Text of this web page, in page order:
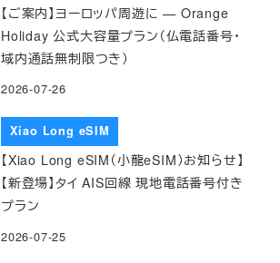
【ご案内】ヨーロッパ周遊に — Orange
Holiday 公式大容量プラン（仏電話番号・
域内通話無制限つき）
2026-07-26
Xiao Long eSIM
【Xiao Long eSIM（小龍eSIM）お知らせ】
【新登場】タイ AIS回線 現地電話番号付き
プラン
2026-07-25